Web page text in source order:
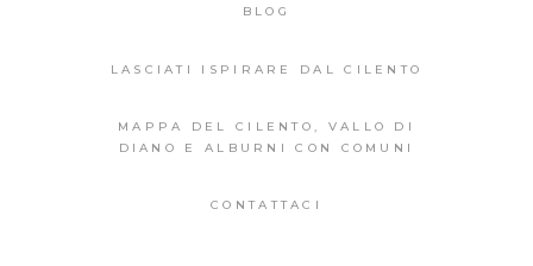
BLOG
LASCIATI ISPIRARE DAL CILENTO
MAPPA DEL CILENTO, VALLO DI
DIANO E ALBURNI CON COMUNI
CONTATTACI